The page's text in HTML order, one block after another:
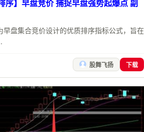
序】早盘竞价 捕捉早盘强势起爆点 副
早盘集合竞价设计的优质排序指标公式，旨在
股舞飞扬 下载